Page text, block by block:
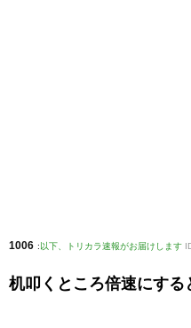
1006 :以下、トリカラ速報がお届けします
机叩くところ倍速にす